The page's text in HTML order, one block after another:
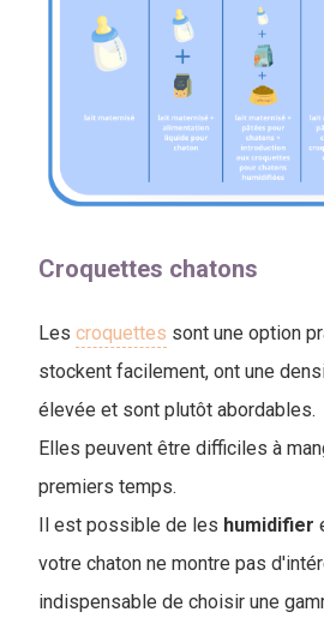
Croquettes chatons
Les croquettes sont une option
stockent facilement, ont une
élevée et sont plutôt abordables.
Elles peuvent être difficiles à
premiers temps.
Il est possible de les humidifier
votre chaton ne montre pas
indispensable de choisir une